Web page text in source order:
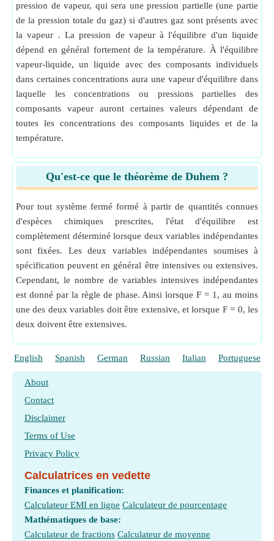
pression de vapeur, qui sera une pression partielle (une partie
de la pression totale du gaz) si d'autres gaz sont présents avec
la vapeur . La pression de vapeur à l'équilibre d'un liquide
dépend en général fortement de la température. À l'équilibre
vapeur-liquide, un liquide avec des composants individuels
dans certaines concentrations aura une vapeur d'équilibre dans
laquelle les concentrations ou pressions partielles des
composants vapeur auront certaines valeurs dépendant de
toutes les concentrations des composants liquides et de la
température.
Qu'est-ce que le théorème de Duhem ?
Pour tout système fermé formé à partir de quantités connues
d'espèces chimiques prescrites, l'état d'équilibre est
complètement déterminé lorsque deux variables indépendantes
sont fixées. Les deux variables indépendantes soumises à
spécification peuvent en général être intensives ou extensives.
Cependant, le nombre de variables intensives indépendantes
est donné par la règle de phase. Ainsi lorsque F = 1, au moins
une des deux variables doit être extensive, et lorsque F = 0, les
deux doivent être extensives.
English Spanish German Russian Italian Portuguese
About
Contact
Disclaimer
Terms of Use
Privacy Policy
Calculatrices en vedette
Finances et planification:
Calculateur EMI en ligne Calculateur de pourcentage
Mathématiques de base:
Calculateur de fractions Calculateur de moyenne